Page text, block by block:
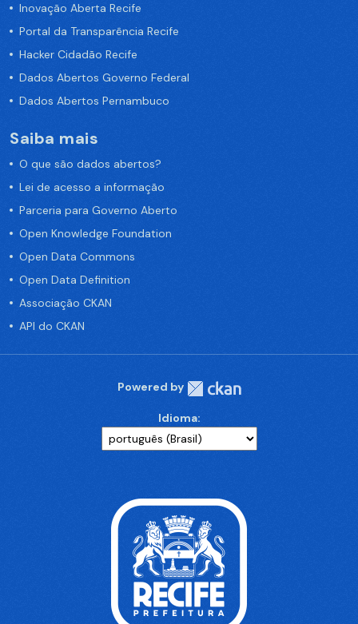
Inovação Aberta Recife
Portal da Transparência Recife
Hacker Cidadão Recife
Dados Abertos Governo Federal
Dados Abertos Pernambuco
Saiba mais
O que são dados abertos?
Lei de acesso a informação
Parceria para Governo Aberto
Open Knowledge Foundation
Open Data Commons
Open Data Definition
Associação CKAN
API do CKAN
Powered by
Idioma